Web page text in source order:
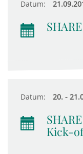
Datum:
Datum: 20. -
Kick-